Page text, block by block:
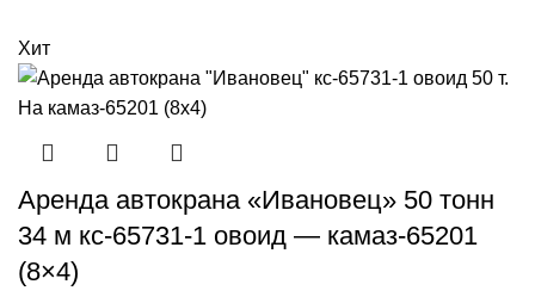
Хит
Аренда автокрана «Ивановец» 50 тонн
34 м кс-65731-1 овоид — камаз-65201
(8×4)